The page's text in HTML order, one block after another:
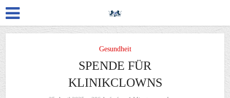
Gesundheit
SPENDE FÜR
KLINIKCLOWNS